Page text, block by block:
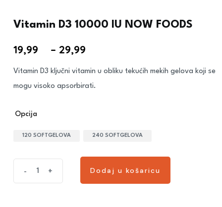
Vitamin D3 10000 IU NOW FOODS
19,99 – 29,99
Vitamin D3 ključni vitamin u obliku tekućih mekih gelova koji se
mogu visoko apsorbirati.
Opcija
120 SOFTGELOVA 240 SOFTGELOVA
- + Dodaj u košaricu